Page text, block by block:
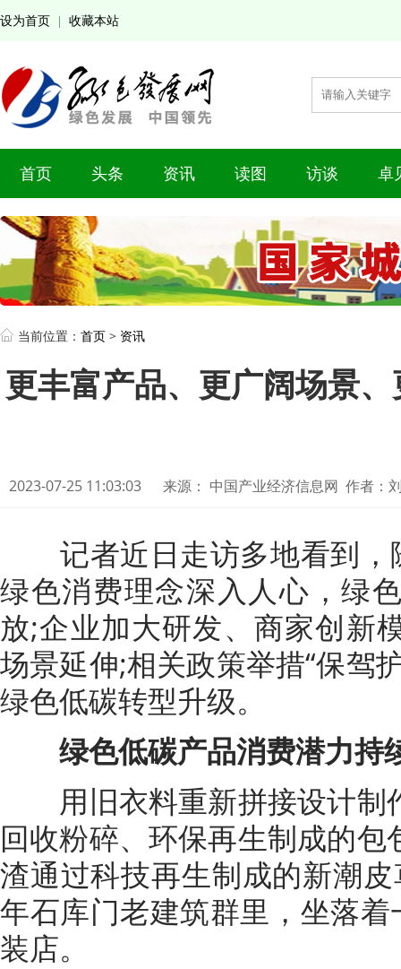
设为首页 收藏本站
首页 头条 资讯 读图 访谈 卓
当前位置： 首页 > 资讯
更丰富产品、更广阔场景
2023-07-25 11:03:03 来源： 中国产业经济信息网 作者：
记者近日走访多地看到，
绿色消费理念深入人心，绿
放;企业加大研发、商家创新
场景延伸;相关政策举措“保驾
绿色低碳转型升级。
绿色低碳产品消费潜力持
用旧衣料重新拼接设计制
回收粉碎、环保再生制成的
渣通过科技再生制成的新潮
年石库门老建筑群里，坐落着
装店。